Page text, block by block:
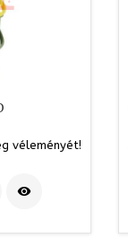
véleményét!
